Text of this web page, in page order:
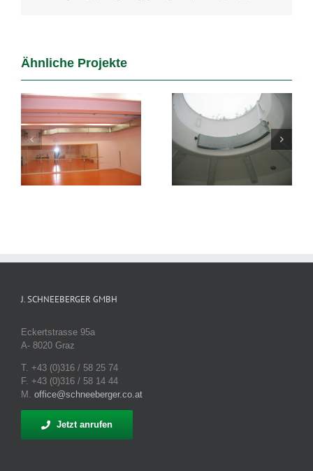
Ähnliche Projekte
Private
Schwimmbäder
Schwimmbad
J. SCHNEEBERGER GMBH
Eckertstrasse 95a
A- 8020 Graz
T. +43 (0)316 / 58 25 74
F. +43 (0)316 / 58 14 44
M. office@schneeberger.co.at
Jetzt anrufen